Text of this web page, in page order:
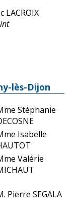
LACROIX
lès-Dijon
Stéphanie
Isabelle
Valérie
Pierre SEGALA